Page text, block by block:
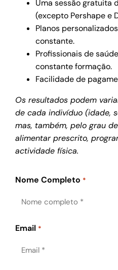
Uma sessão gratuita
(excepto Pershape e
Planos
constante.
Profissionais de
constante formação.
Facilidade de
Os resultados podem
de cada indivíduo (idade,
mas, também, pelo grau
alimentar prescrito,
actividade física.
Nome Completo *
Email *